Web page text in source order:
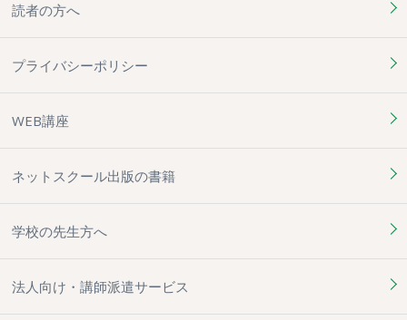
読者の方へ
プライバシーポリシー
WEB講座
ネットスクール出版の書籍
学校の先生方へ
法人向け・講師派遣サービス